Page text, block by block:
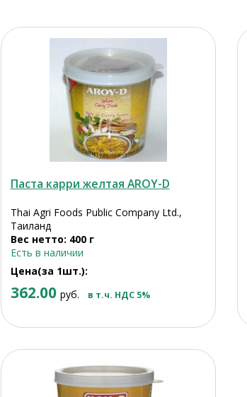
Паста карри желтая AROY-D
Thai Agri Foods Public Company Ltd.,
Таиланд
Вес нетто: 400 г
Есть в наличии
Цена(за 1шт.):
362.00 руб. в т.ч. НДС 5%